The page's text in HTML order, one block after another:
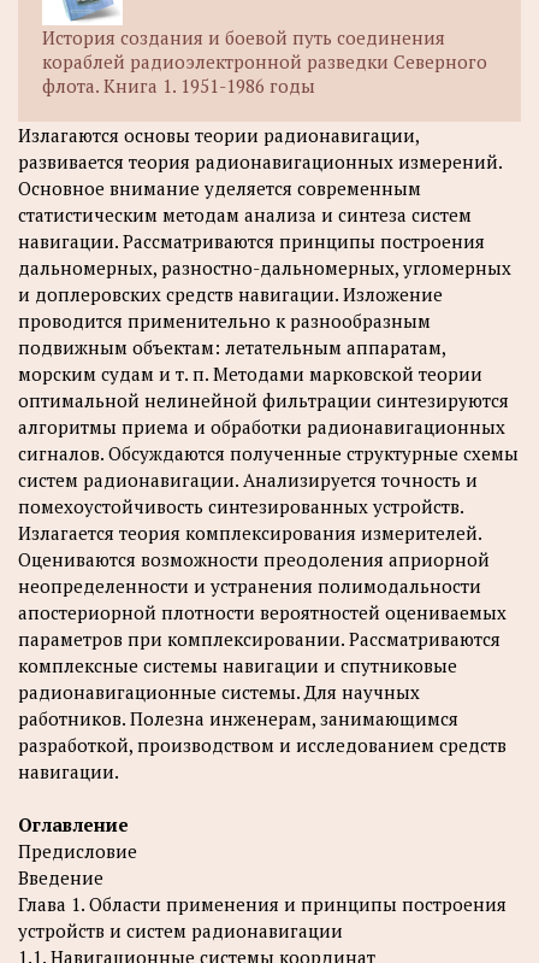
История создания и боевой путь соединения
кораблей радиоэлектронной разведки Северного
флота. Книга 1. 1951-1986 годы
Излагаются основы теории радионавигации,
развивается теория радионавигационных измерений.
Основное внимание уделяется современным
статистическим методам анализа и синтеза систем
навигации. Рассматриваются принципы построения
дальномерных, разностно-дальномерных, угломерных
и доплеровских средств навигации. Изложение
проводится применительно к разнообразным
подвижным объектам: летательным аппаратам,
морским судам и т. п. Методами марковской теории
оптимальной нелинейной фильтрации синтезируются
алгоритмы приема и обработки радионавигационных
сигналов. Обсуждаются полученные структурные схемы
систем радионавигации. Анализируется точность и
помехоустойчивость синтезированных устройств.
Излагается теория комплексирования измерителей.
Оцениваются возможности преодоления априорной
неопределенности и устранения полимодальности
апостериорной плотности вероятностей оцениваемых
параметров при комплексировании. Рассматриваются
комплексные системы навигации и спутниковые
радионавигационные системы. Для научных
работников. Полезна инженерам, занимающимся
разработкой, производством и исследованием средств
навигации.
Оглавление
Предисловие
Введение
Глава 1. Области применения и принципы построения
устройств и систем радионавигации
1.1. Навигационные системы координат